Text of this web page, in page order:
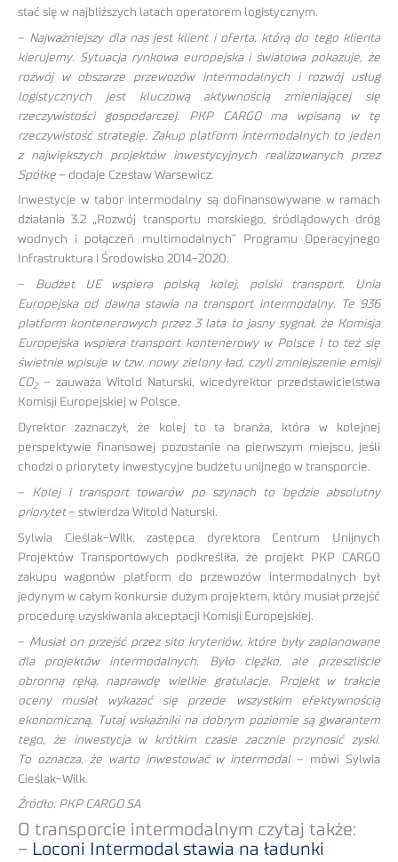
stać się w najbliższych latach operatorem logistycznym.
– Najważniejszy dla nas jest klient i oferta, którą do tego klienta
kierujemy. Sytuacja rynkowa europejska i światowa pokazuje, że
rozwój w obszarze przewozów intermodalnych i rozwój usług
logistycznych jest kluczową aktywnością zmieniającej się
rzeczywistości gospodarczej. PKP CARGO ma wpisaną w tę
rzeczywistość strategię. Zakup platform intermodalnych to jeden
z największych projektów inwestycyjnych realizowanych przez
Spółkę – dodaje Czesław Warsewicz.
Inwestycje w tabor intermodalny są dofinansowywane w ramach
działania 3.2 „Rozwój transportu morskiego, śródlądowych dróg
wodnych i połączeń multimodalnych” Programu Operacyjnego
Infrastruktura i Środowisko 2014-2020.
– Budżet UE wspiera polską kolej, polski transport. Unia
Europejska od dawna stawia na transport intermodalny. Te 936
platform kontenerowych przez 3 lata to jasny sygnał, że Komisja
Europejska wspiera transport kontenerowy w Polsce i to też się
świetnie wpisuje w tzw. nowy zielony ład, czyli zmniejszenie emisji
CO2– zauważa Witold Naturski, wicedyrektor przedstawicielstwa
Komisji Europejskiej w Polsce.
Dyrektor zaznaczył, że kolej to ta branża, która w kolejnej
perspektywie finansowej pozostanie na pierwszym miejscu, jeśli
chodzi o priorytety inwestycyjne budżetu unijnego w transporcie.
– Kolej i transport towarów po szynach to będzie absolutny
priorytet– stwierdza Witold Naturski.
Sylwia Cieślak-Wilk, zastępca dyrektora Centrum Unijnych
Projektów Transportowych podkreśliła, że projekt PKP CARGO
zakupu wagonów platform do przewozów intermodalnych był
jedynym w całym konkursie dużym projektem, który musiał przejść
procedurę uzyskiwania akceptacji Komisji Europejskiej.
– Musiał on przejść przez sito kryteriów, które były zaplanowane
dla projektów intermodalnych. Było ciężko, ale przeszliście
obronną ręką, naprawdę wielkie gratulacje. Projekt w trakcie
oceny musiał wykazać się przede wszystkim efektywnością
ekonomiczną. Tutaj wskaźniki na dobrym poziomie są gwarantem
tego, że inwestycja w krótkim czasie zacznie przynosić zyski.
To oznacza, że warto inwestować w intermodal– mówi Sylwia
Cieślak-Wilk.
Źródło: PKP CARGO SA
O transporcie intermodalnym czytaj także:
– Loconi Intermodal stawia na ładunki